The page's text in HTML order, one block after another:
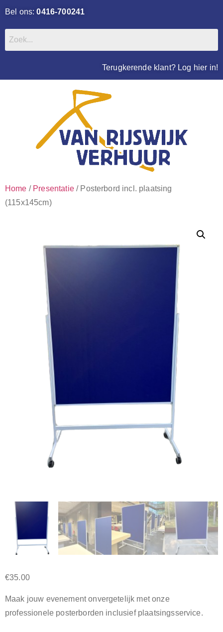
Bel ons:0416-700241
Terugkerende klant? Log hier in!
Home / Presentatie/ Posterbord incl. plaatsing
(115x145cm)
€35.00
Maak jouw evenement onvergetelijk met onze
professionele posterborden inclusief plaatsingsservice.